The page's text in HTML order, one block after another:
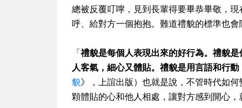
總被反覆叮嚀，見到長輩得要畢恭畢敬，
呼、給對方一個抱抱。難道禮貌的標準也會
「禮貌是每個人表現出來的好行為。禮貌
人客氣，細心又體貼。禮貌是用言語和行動
貌》，上誼出版）也就是說，不管時代如
顆體貼的心和他人相處，讓對方感到開心，